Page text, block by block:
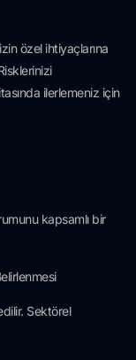
özel ihtiyaçlarına
ilerlemeniz için
kapsamlı bir
Sektörel